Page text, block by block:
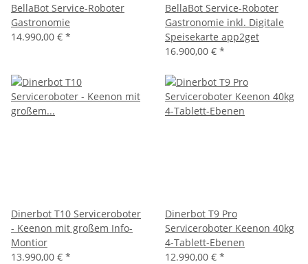
BellaBot Service-Roboter
Gastronomie
14.990,00 € *
BellaBot Service-Roboter
Gastronomie inkl. Digitale
Speisekarte app2get
16.900,00 € *
Dinerbot T10 Serviceroboter
- Keenon mit großem Info-
Montior
13.990,00 € *
Dinerbot T9 Pro
Serviceroboter Keenon 40kg
4-Tablett-Ebenen
12.990,00 € *